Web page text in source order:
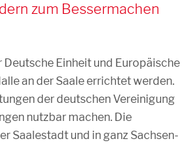
zum Bessermachen
Einheit und Europäische
an der Saale errichtet werden.
der deutschen Vereinigung
nutzbar machen. Die
Saalestadt und in ganz Sachsen-